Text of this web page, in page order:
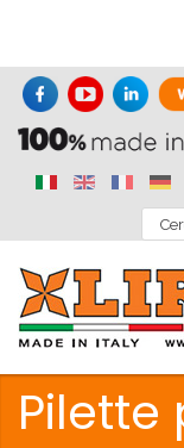
Pilette